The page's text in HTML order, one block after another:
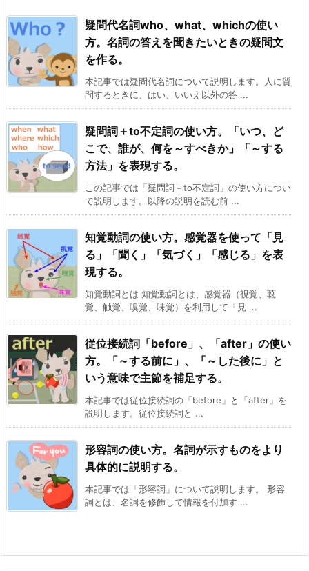
疑問代名詞who、what、whichの使い
方。名詞の答えを聞きたいときの疑問文
を作る。
本記事では疑問代名詞について説明します。人に質
問するときに、はい、いいえ以外の答 ...
疑問詞＋to不定詞の使い方。「いつ、ど
こで、誰が、何を～すべきか」「～する
方法」を表現する。
この記事では「疑問詞＋to不定詞」の使い方につい
て説明します。以降の説明を読む前 ...
知覚動詞の使い方。感覚器を使って「見
る」「聞く」「気づく」「感じる」を表
現する。
知覚動詞とは 知覚動詞とは、感覚器（視覚、聴
覚、触覚、嗅覚、味覚）を利用して「見 ...
従位接続詞「before」、「after」の使い
方。「～する前に」、「～した後に」と
いう意味で主節を補足する。
本記事では従位接続詞の「before」と「after」を
説明します。従位接続詞と ...
形容詞の使い方。名詞が示すものをより
具体的に説明する。
本記事では「形容詞」について説明します。 形容
詞とは、名詞を修飾して情報を付加す ...